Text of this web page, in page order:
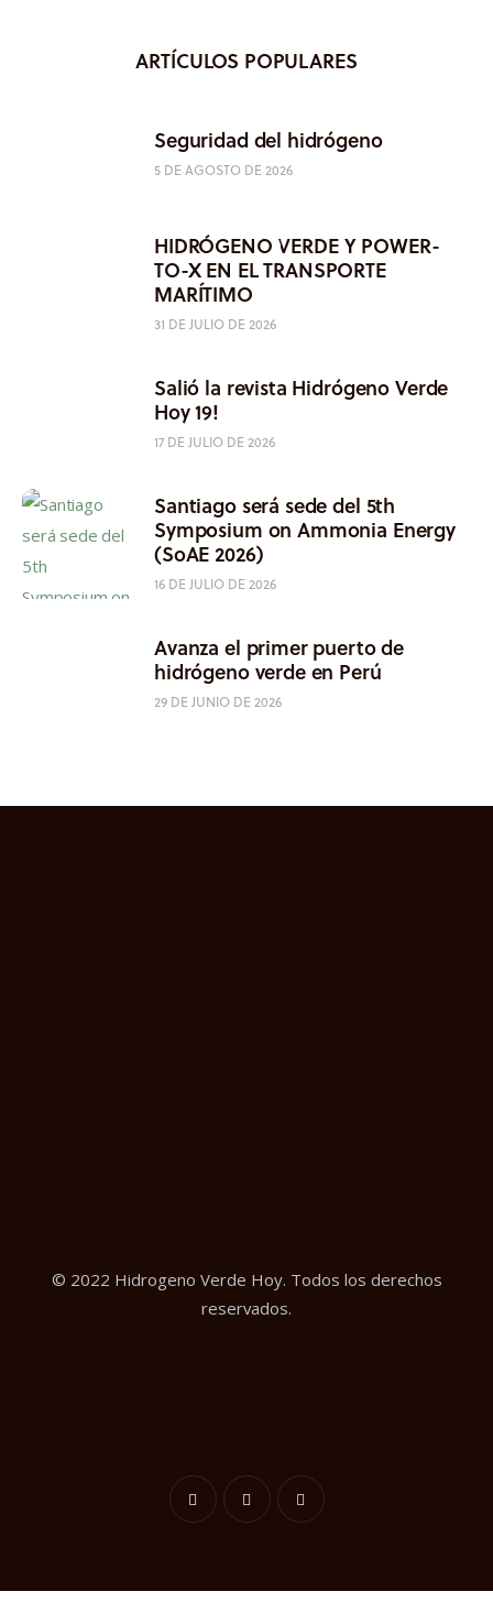
ARTÍCULOS POPULARES
Seguridad del hidrógeno
5 DE AGOSTO DE 2026
HIDRÓGENO VERDE Y POWER-
TO-X EN EL TRANSPORTE
MARÍTIMO
31 DE JULIO DE 2026
Salió la revista Hidrógeno Verde
Hoy 19!
17 DE JULIO DE 2026
Santiago será sede del 5th
Symposium on Ammonia Energy
(SoAE 2026)
16 DE JULIO DE 2026
Avanza el primer puerto de
hidrógeno verde en Perú
29 DE JUNIO DE 2026
© 2022 Hidrogeno Verde Hoy. Todos los derechos
reservados.